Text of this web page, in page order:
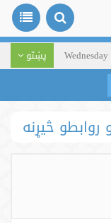
پښتو
څیړنه